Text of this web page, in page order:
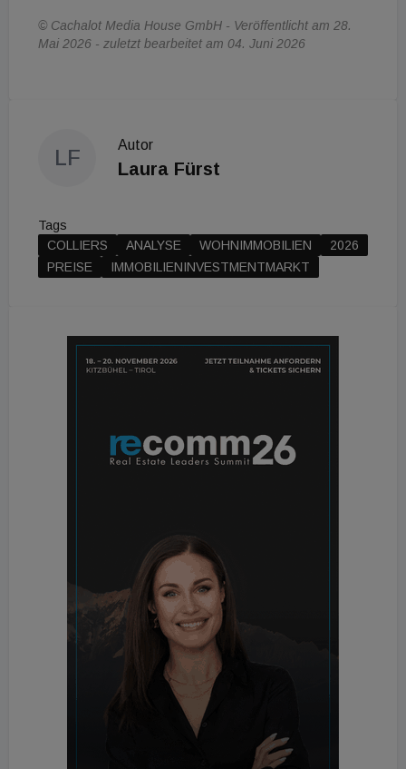
© Cachalot Media House GmbH - Veröffentlicht am 28.
Mai 2026 - zuletzt bearbeitet am 04. Juni 2026
LF
Autor
Laura Fürst
Tags
COLLIERS
ANALYSE WOHNIMMOBILIEN
2026
PREISE
IMMOBILIENINVESTMENTMARKT